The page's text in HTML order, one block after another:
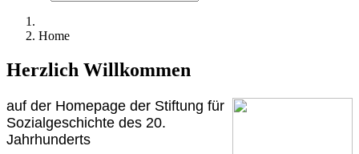
Home
Herzlich Willkommen
auf der Homepage der Stiftung für
Sozialgeschichte des 20.
Jahrhunderts